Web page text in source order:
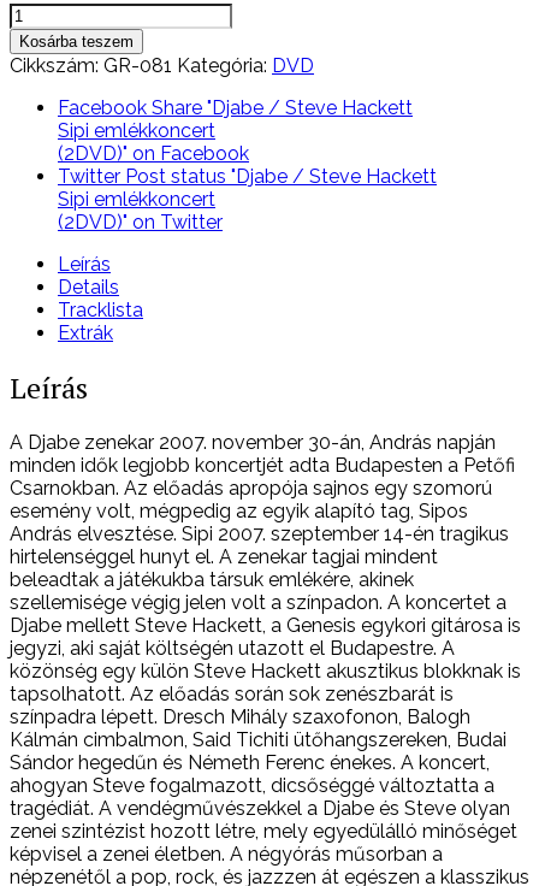
Djabe
/
Steve
Sipi
emlékkoncert
(2DVD)
mennyiség
Kosárba teszem
Cikkszám: GR-081 Kategória: DVD
Facebook Share "Djabe / Steve Hackett
Sipi emlékkoncert
(2DVD)" on Facebook
Twitter Post status "Djabe / Steve Hackett
Sipi emlékkoncert
(2DVD)" on Twitter
Leírás
Details
Tracklista
Extrák
Leírás
A Djabe zenekar 2007. november 30-án, András napján
minden idők legjobb koncertjét adta Budapesten a Petőfi
Csarnokban. Az előadás apropója sajnos egy szomorú
esemény volt, mégpedig az egyik alapító tag, Sipos
András elvesztése. Sipi 2007. szeptember 14-én tragikus
hirtelenséggel hunyt el. A zenekar tagjai mindent
beleadtak a játékukba társuk emlékére, akinek
szellemisége végig jelen volt a színpadon. A koncertet a
Djabe mellett Steve Hackett, a Genesis egykori gitárosa is
jegyzi, aki saját költségén utazott el Budapestre. A
közönség egy külön Steve Hackett akusztikus blokknak is
tapsolhatott. Az előadás során sok zenészbarát is
színpadra lépett. Dresch Mihály szaxofonon, Balogh
Kálmán cimbalmon, Said Tichiti ütőhangszereken, Budai
Sándor hegedűn és Németh Ferenc énekes. A koncert,
ahogyan Steve fogalmazott, dicsőséggé változtatta a
tragédiát. A vendégművészekkel a Djabe és Steve olyan
zenei szintézist hozott létre, mely egyedülálló minőséget
képvisel a zenei életben. A négyórás műsorban a
népzenétől a pop, rock, és jazzzen át egészen a klasszikus